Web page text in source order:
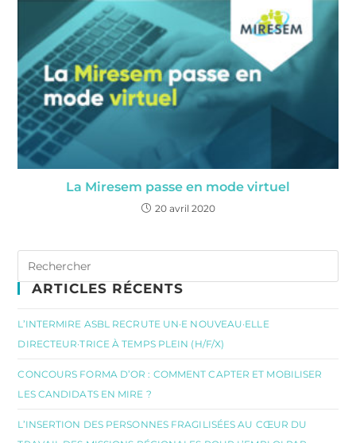
La Miresem passe en mode virtuel
20 avril 2020
ARTICLES RÉCENTS
L’INTERMIRE ASBL RECRUTE UN·E NOUVEAU·ELLE
DIRECTEUR·TRICE À TEMPS PLEIN (H/F/X)
CONCOURS FORMA D’OR : COMMENT CAPTER ET MOBILISER
LES CANDIDATS EN MIRE ?
L’INSERTION DES PERSONNES FRAGILISÉES AU CŒUR DU